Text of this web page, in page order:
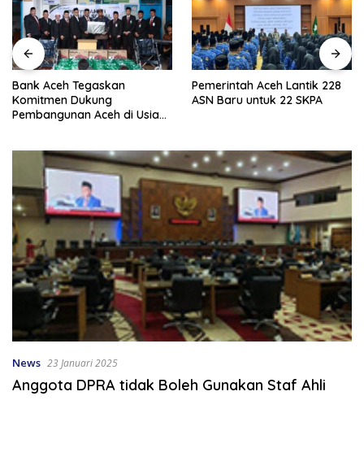
Bank Aceh Tegaskan
Komitmen Dukung
Pembangunan Aceh di Usia
Pemerintah Aceh Lantik 228
ASN Baru untuk 22 SKPA
News 23 Januari 2025
Anggota DPRA tidak Boleh Gunakan Staf Ahli